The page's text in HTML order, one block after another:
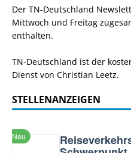
Der TN-Deutschland
Mittwoch und Freitag
enthalten.
TN-Deutschland ist der
Dienst von Christian Leetz.
STELLENANZEIGEN